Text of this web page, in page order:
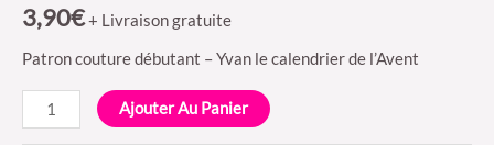
3,90€+ Livraison gratuite
Patron couture débutant – Yvan le calendrier de l’Avent
quantité
de
Ajouter Au Panier